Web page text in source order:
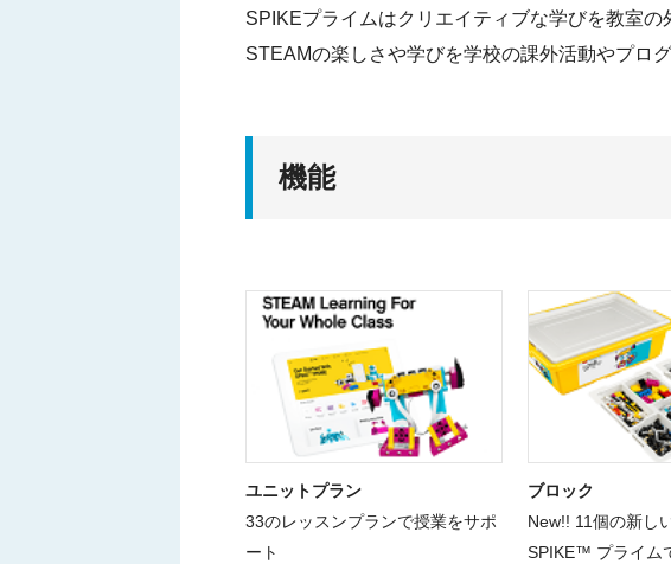
SPIKEプライムはクリエイティブな学びを教室の
STEAMの楽しさや学びを学校の課外活動やプロ
機能
ユニットプラン
33のレッスンプランで授業をサポ
ート
ブロック
New!! 11個の新し
SPIKE™ プライム